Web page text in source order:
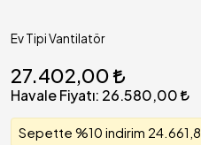
Ev Tipi Vantilatör
27.402,00
Havale Fiyatı: 26.580,00
Sepette %10 indirim